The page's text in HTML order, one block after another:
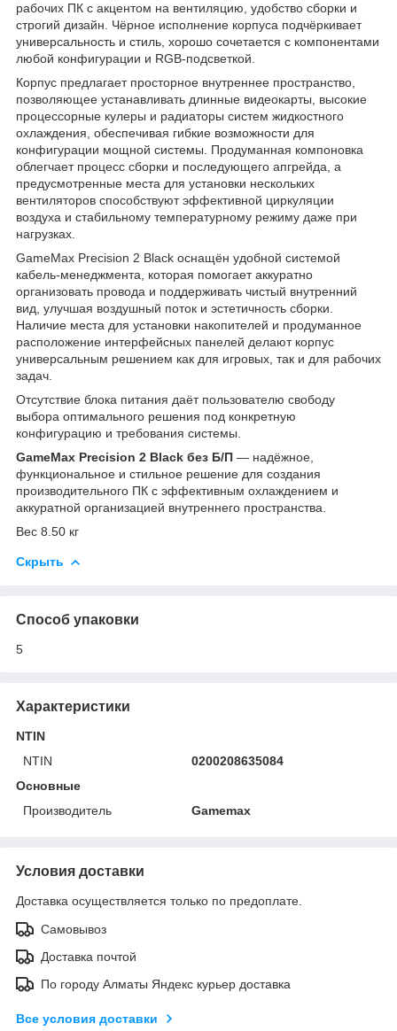
рабочих ПК с акцентом на вентиляцию, удобство сборки и
строгий дизайн. Чёрное исполнение корпуса подчёркивает
универсальность и стиль, хорошо сочетается с компонентами
любой конфигурации и RGB‑подсветкой.
Корпус предлагает просторное внутреннее пространство,
позволяющее устанавливать длинные видеокарты, высокие
процессорные кулеры и радиаторы систем жидкостного
охлаждения, обеспечивая гибкие возможности для
конфигурации мощной системы. Продуманная компоновка
облегчает процесс сборки и последующего апгрейда, а
предусмотренные места для установки нескольких
вентиляторов способствуют эффективной циркуляции
воздуха и стабильному температурному режиму даже при
нагрузках.
GameMax Precision 2 Black оснащён удобной системой
кабель‑менеджмента, которая помогает аккуратно
организовать провода и поддерживать чистый внутренний
вид, улучшая воздушный поток и эстетичность сборки.
Наличие места для установки накопителей и продуманное
расположение интерфейсных панелей делают корпус
универсальным решением как для игровых, так и для рабочих
задач.
Отсутствие блока питания даёт пользователю свободу
выбора оптимального решения под конкретную
конфигурацию и требования системы.
GameMax Precision 2 Black без Б/П — надёжное,
функциональное и стильное решение для создания
производительного ПК с эффективным охлаждением и
аккуратной организацией внутреннего пространства.
Вес 8.50 кг
Скрыть
Способ упаковки
5
Характеристики
NTIN
NTIN
0200208635084
Основные
Производитель
Gamemax
Условия доставки
Доставка осуществляется только по предоплате.
Самовывоз
Доставка почтой
По городу Алматы Яндекс курьер доставка
Все условия доставки